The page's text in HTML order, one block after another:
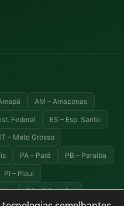
AM – Amazonas
Federal ES – Esp. Santo
– Mato Grosso
PA – Pará PB – Paraíba
PI – Piauí
RS – RG do Sul